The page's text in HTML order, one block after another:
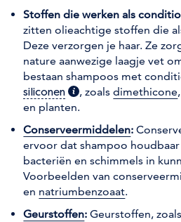
Stoffen die werken als
zitten olieachtige stoffen die
Deze verzorgen je haar. Ze
nature aanwezige laagje vet
bestaan shampoos met
siliconen (extra informatie)
, zoalsdimethicone
en planten.
Conserveermiddelen:
ervoor dat shampoo
bacteriën en schimmels in
Voorbeelden van
en natriumbenzoaat.
Geurstoffen: Geurstoffen, zoals